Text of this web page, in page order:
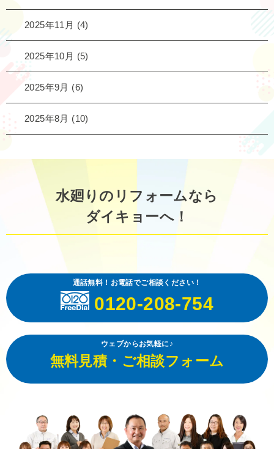
2025年11月 (4)
2025年10月 (5)
2025年9月 (6)
2025年8月 (10)
水廻りのリフォームなら
ダイキョーへ！
通話無料！お電話でご相談ください！
0120-208-754
ウェブからお気軽に♪
無料見積・ご相談フォーム